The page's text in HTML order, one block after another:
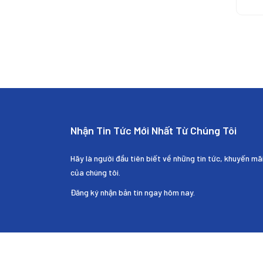
Nhận Tin Tức Mới Nhất Từ Chúng Tôi
Hãy là người đầu tiên biết về những tin tức, khuyến mãi
của chúng tôi.
Đăng ký nhận bản tin ngay hôm nay.